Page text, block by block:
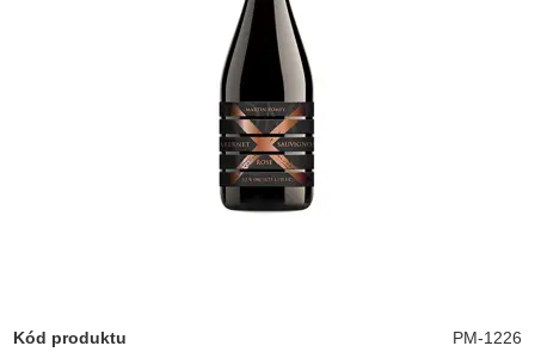
Kód produktu
PM-1226